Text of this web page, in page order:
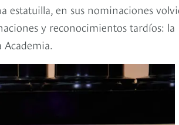
estatuilla, en sus nominaciones
y reconocimientos tardíos: la